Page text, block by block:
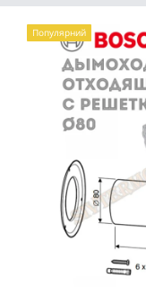
Популярний